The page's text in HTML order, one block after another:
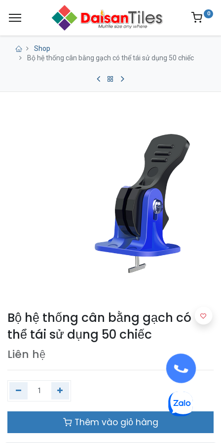
0
Shop
Bộ hệ thống cân bằng gạch có thể tái sử dụng 50 chiếc
Bộ hệ thống cân bằng gạch có
thể tái sử dụng 50 chiếc
Liên hệ
Thêm vào giỏ hàng